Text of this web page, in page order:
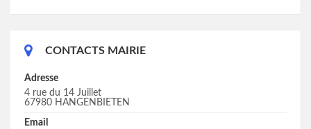
CONTACTS MAIRIE
Adresse
4 rue du 14 Juillet
67980 HANGENBIETEN
Email